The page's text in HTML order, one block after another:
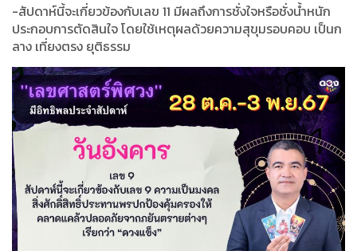
-สัปดาห์นี้จะเกี่ยวข้องกับเลข 11 มีผลถึงการชั่งใจหรือชั่งน้ำหนัก
ประกอบการตัดสินใจ โดยใช้เหตุผลด้วยความสุขุมรอบคอบ เป็นก
ลาง เที่ยงตรง ยุติธรรม